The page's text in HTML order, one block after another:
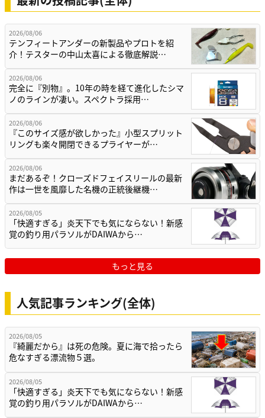
2026/08/06
テンフィートアンダーの新製品やプロトを紹
介！テスターの中山太喜による徹底解説…
2026/08/06
完全に『別物』。10年の時を経て進化したシマ
ノのラインが凄い。スペクトラ採用…
2026/08/06
『このサイズ感が欲しかった』小型スプリット
リングも楽々開閉できるプライヤーが…
2026/08/06
まだあるぞ！クローズドフェイスリールの最新
作は一世を風靡した名機の正統後継機…
2026/08/05
「快適すぎる」炎天下でも気にならない！新感
覚の釣り用パラソルがDAIWAから…
もっと見る
人気記事ランキング(全体)
2026/08/05
『綺麗だから』は死の危険。夏に海で拾ったら
危なすぎる漂流物５選。
2026/08/05
「快適すぎる」炎天下でも気にならない！新感
覚の釣り用パラソルがDAIWAから…